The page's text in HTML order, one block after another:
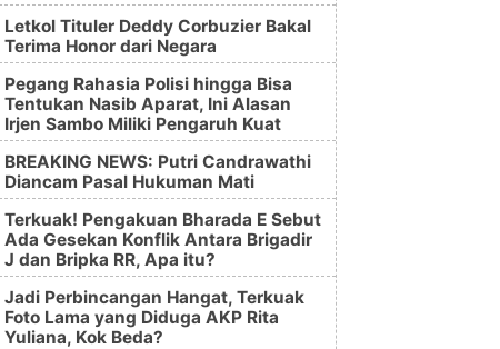
Letkol Tituler Deddy Corbuzier Bakal
Terima Honor dari Negara
Pegang Rahasia Polisi hingga Bisa
Tentukan Nasib Aparat, Ini Alasan
Irjen Sambo Miliki Pengaruh Kuat
BREAKING NEWS: Putri Candrawathi
Diancam Pasal Hukuman Mati
Terkuak! Pengakuan Bharada E Sebut
Ada Gesekan Konflik Antara Brigadir
J dan Bripka RR, Apa itu?
Jadi Perbincangan Hangat, Terkuak
Foto Lama yang Diduga AKP Rita
Yuliana, Kok Beda?